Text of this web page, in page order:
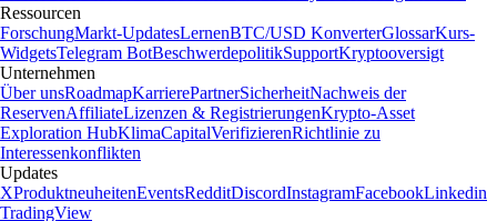
Ressourcen
ForschungMarkt-UpdatesLernenBTC/USD KonverterGlossarKurs-
WidgetsTelegram BotBeschwerdepolitikSupportKryptooversigt
Unternehmen
Über unsRoadmapKarrierePartnerSicherheitNachweis der
ReservenAffiliateLizenzen & RegistrierungenKrypto-Asset
Exploration HubKlimaCapitalVerifizierenRichtlinie zu
Interessenkonflikten
Updates
XProduktneuheitenEventsRedditDiscordInstagramFacebookLinkedin
TradingView